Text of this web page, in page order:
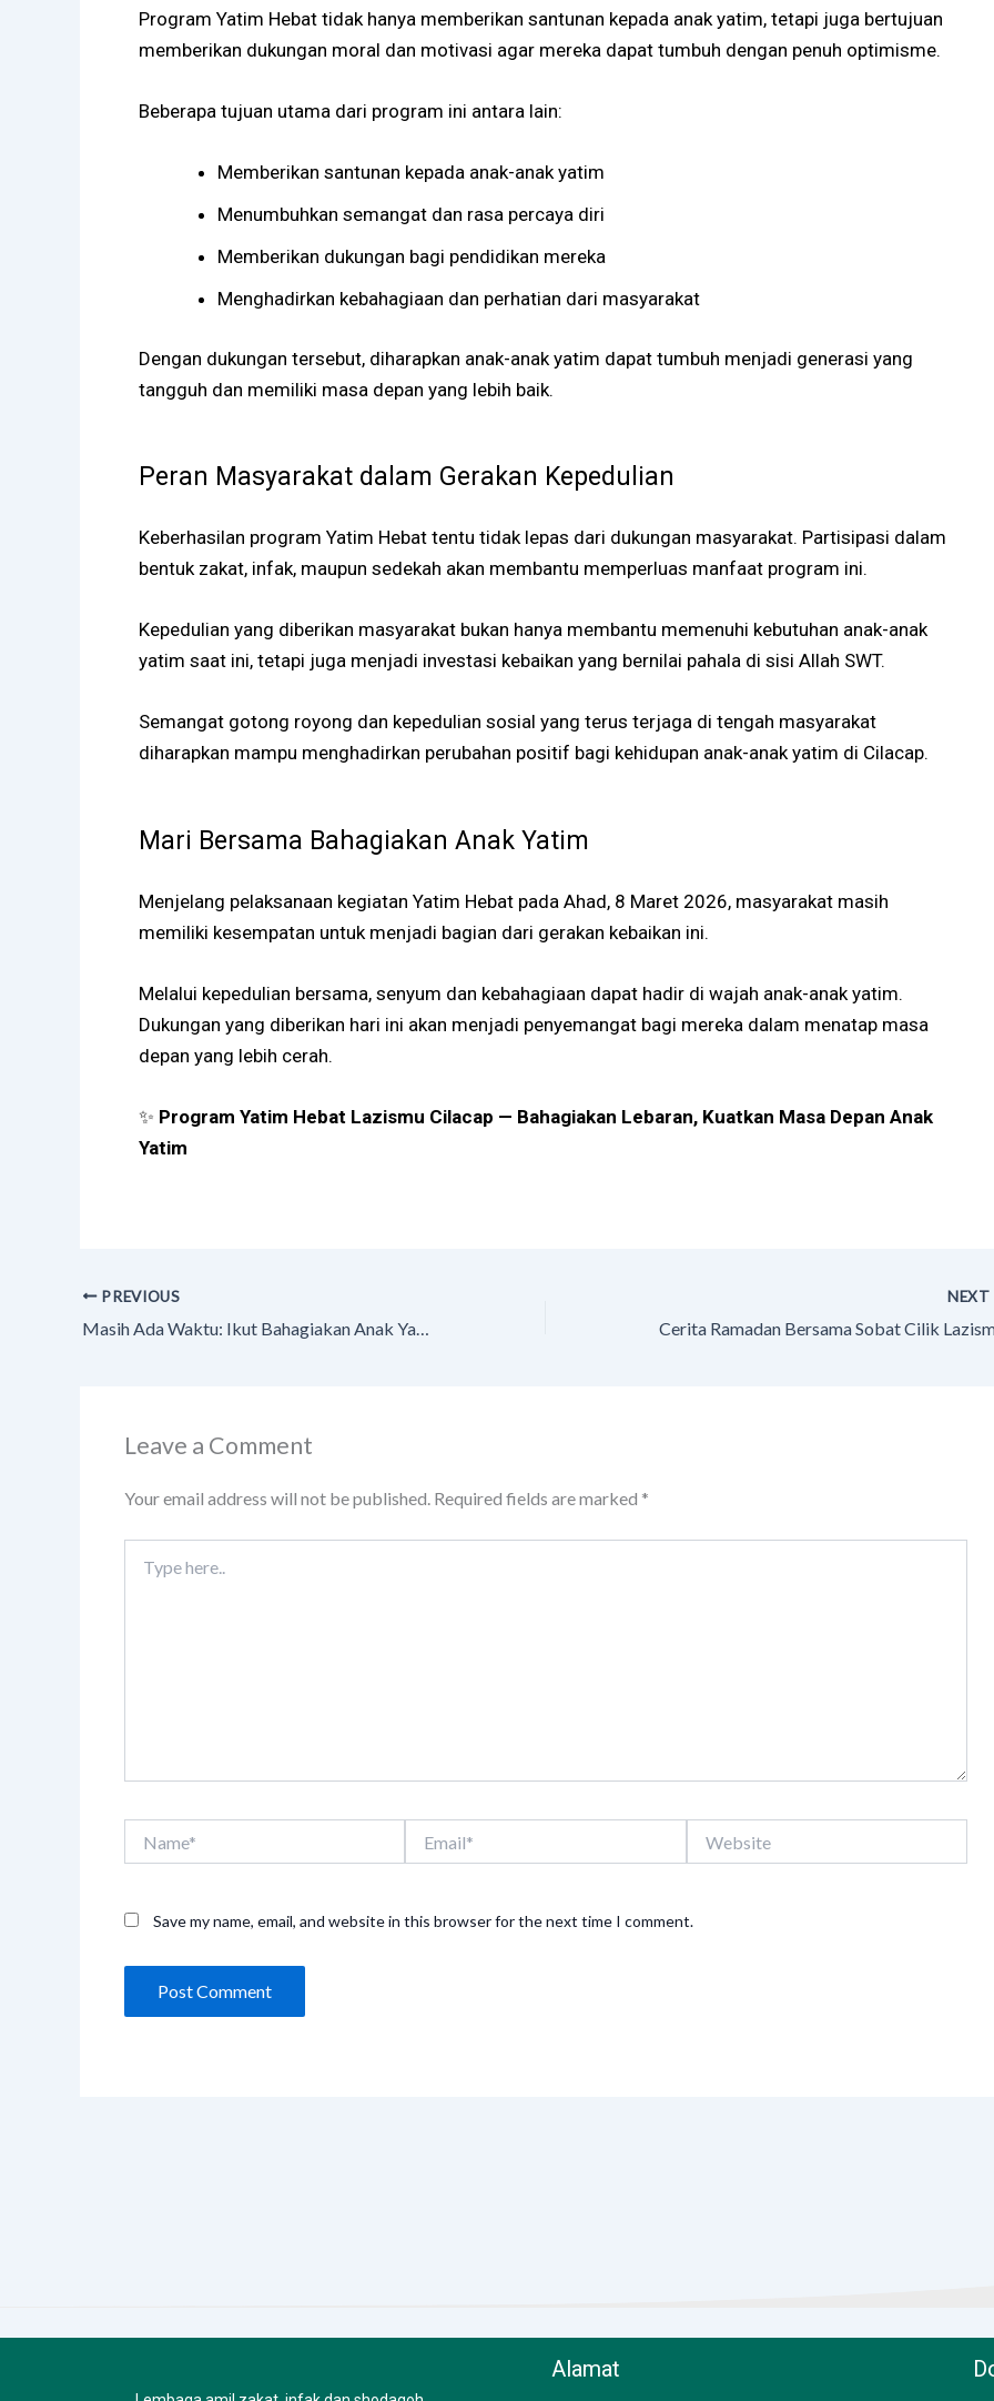
Program Yatim Hebat tidak hanya memberikan santunan kepada anak yatim, tetapi juga bertujuan
memberikan dukungan moral dan motivasi agar mereka dapat tumbuh dengan penuh optimisme.
Beberapa tujuan utama dari program ini antara lain:
Memberikan santunan kepada anak-anak yatim
Menumbuhkan semangat dan rasa percaya diri
Memberikan dukungan bagi pendidikan mereka
Menghadirkan kebahagiaan dan perhatian dari masyarakat
Dengan dukungan tersebut, diharapkan anak-anak yatim dapat tumbuh menjadi generasi yang
tangguh dan memiliki masa depan yang lebih baik.
Peran Masyarakat dalam Gerakan Kepedulian
Keberhasilan program Yatim Hebat tentu tidak lepas dari dukungan masyarakat. Partisipasi dalam
bentuk zakat, infak, maupun sedekah akan membantu memperluas manfaat program ini.
Kepedulian yang diberikan masyarakat bukan hanya membantu memenuhi kebutuhan anak-anak
yatim saat ini, tetapi juga menjadi investasi kebaikan yang bernilai pahala di sisi Allah SWT.
Semangat gotong royong dan kepedulian sosial yang terus terjaga di tengah masyarakat
diharapkan mampu menghadirkan perubahan positif bagi kehidupan anak-anak yatim di Cilacap.
Mari Bersama Bahagiakan Anak Yatim
Menjelang pelaksanaan kegiatan Yatim Hebat pada Ahad, 8 Maret 2026, masyarakat masih
memiliki kesempatan untuk menjadi bagian dari gerakan kebaikan ini.
Melalui kepedulian bersama, senyum dan kebahagiaan dapat hadir di wajah anak-anak yatim.
Dukungan yang diberikan hari ini akan menjadi penyemangat bagi mereka dalam menatap masa
depan yang lebih cerah.
✨ Program Yatim Hebat Lazismu Cilacap — Bahagiakan Lebaran, Kuatkan Masa Depan Anak
Yatim
PREVIOUS NEXT
Leave a Comment
Your email address will not be published. Required fields are marked *
here..
Save my name, email, and website in this browser for the next time I comment.
Alamat